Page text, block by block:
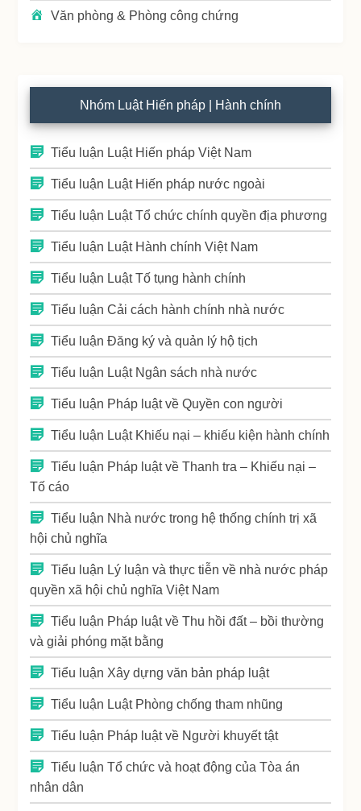
Văn phòng & Phòng công chứng
Nhóm Luật Hiến pháp | Hành chính
Tiểu luận Luật Hiến pháp Việt Nam
Tiểu luận Luật Hiến pháp nước ngoài
Tiểu luận Luật Tổ chức chính quyền địa phương
Tiểu luận Luật Hành chính Việt Nam
Tiểu luận Luật Tố tụng hành chính
Tiểu luận Cải cách hành chính nhà nước
Tiểu luận Đăng ký và quản lý hộ tịch
Tiểu luận Luật Ngân sách nhà nước
Tiểu luận Pháp luật về Quyền con người
Tiểu luận Luật Khiếu nại – khiếu kiện hành chính
Tiểu luận Pháp luật về Thanh tra – Khiếu nại –
Tố cáo
Tiểu luận Nhà nước trong hệ thống chính trị xã
hội chủ nghĩa
Tiểu luận Lý luận và thực tiễn về nhà nước pháp
quyền xã hội chủ nghĩa Việt Nam
Tiểu luận Pháp luật về Thu hồi đất – bồi thường
và giải phóng mặt bằng
Tiểu luận Xây dựng văn bản pháp luật
Tiểu luận Luật Phòng chống tham nhũng
Tiểu luận Pháp luật về Người khuyết tật
Tiểu luận Tổ chức và hoạt động của Tòa án
nhân dân